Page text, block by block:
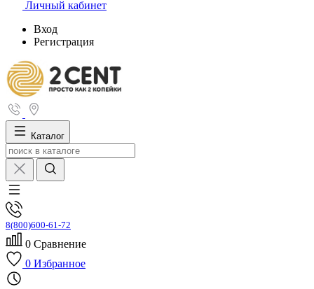
Личный кабинет
Вход
Регистрация
Каталог
8(800)600-61-72
0 Сравнение
0 Избранное